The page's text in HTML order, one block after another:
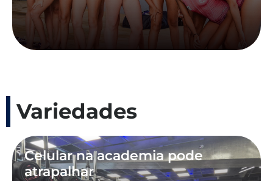
Variedades
Celular na academia pode
atrapalhar